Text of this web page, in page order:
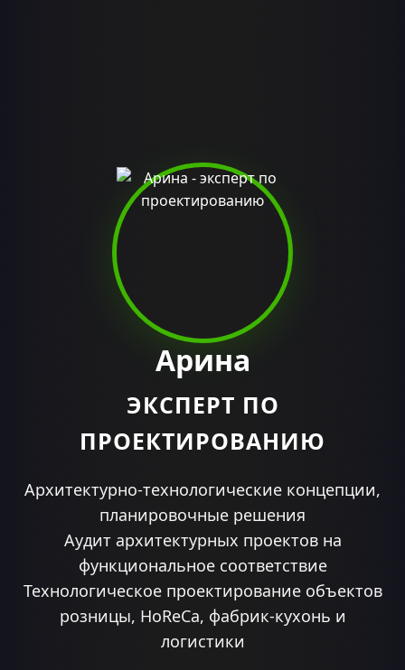
Арина
ЭКСПЕРТ ПО
ПРОЕКТИРОВАНИЮ
Архитектурно-технологические концепции,
планировочные решения
Аудит архитектурных проектов на
функциональное соответствие
Технологическое проектирование объектов
розницы, HoReCa, фабрик-кухонь и
логистики